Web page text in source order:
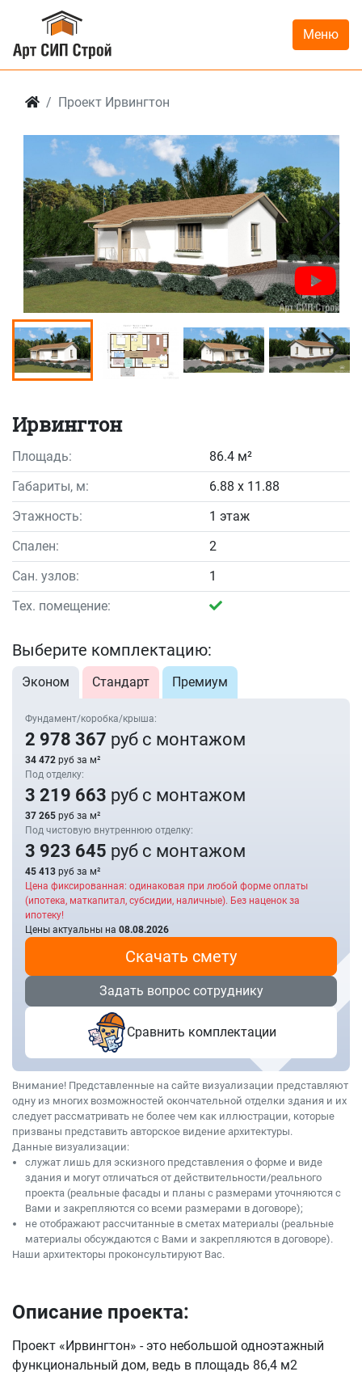
Меню
Проект Ирвингтон
Ирвингтон
Площадь:
86.4 м²
Габариты, м:
6.88 x 11.88
Этажность:
1 этаж
Спален:
2
Сан. узлов:
1
Тех. помещение:
Выберите комплектацию:
Эконом Стандарт Премиум
Фундамент/коробка/крыша:
2 978 367 руб с монтажом
34 472 руб за м²
Под отделку:
3 219 663 руб с монтажом
37 265 руб за м²
Под чистовую внутреннюю отделку:
3 923 645 руб с монтажом
45 413 руб за м²
Цена фиксированная: одинаковая при любой форме оплаты
(ипотека, маткапитал, субсидии, наличные). Без наценок за
ипотеку!
Цены актуальны на 08.08.2026
Скачать смету
Задать вопрос сотруднику
Сравнить комплектации
Внимание! Представленные на сайте визуализации представляют
одну из многих возможностей окончательной отделки здания и их
следует рассматривать не более чем как иллюстрации, которые
призваны представить авторское видение архитектуры.
Данные визуализации:
служат лишь для эскизного представления о форме и виде
здания и могут отличаться от действительности/реального
проекта (реальные фасады и планы с размерами уточняются с
Вами и закрепляются со всеми размерами в договоре);
не отображают рассчитанные в сметах материалы (реальные
материалы обсуждаются с Вами и закрепляются в договоре).
Наши архитекторы проконсультируют Вас.
Описание проекта:
Проект «Ирвингтон» - это небольшой одноэтажный
функциональный дом, ведь в площадь 86,4 м2